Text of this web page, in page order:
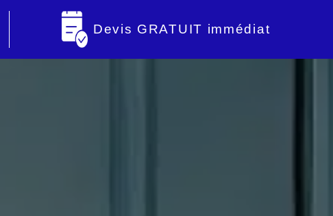
Devis GRATUIT immédiat